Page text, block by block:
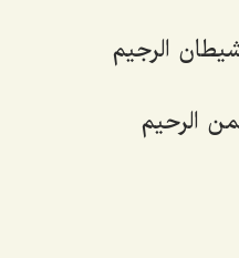
الرجیم
الرحیم